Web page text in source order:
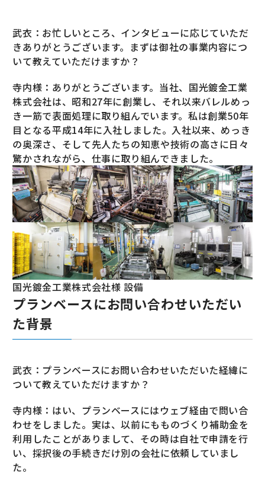
武衣：お忙しいところ、インタビューに応じていただ
きありがとうございます。まずは御社の事業内容につ
いて教えていただけますか？
寺内様：ありがとうございます。当社、国光鍍金工業
株式会社は、昭和27年に創業し、それ以来バレルめっ
き一筋で表面処理に取り組んでいます。私は創業50年
目となる平成14年に入社しました。入社以来、めっき
の奥深さ、そして先人たちの知恵や技術の高さに日々
驚かされながら、仕事に取り組んできました。
国光鍍金工業株式会社様 設備
プランベースにお問い合わせいただい
た背景
武衣：プランベースにお問い合わせいただいた経緯に
ついて教えていただけますか？
寺内様：はい、プランベースにはウェブ経由で問い合
わせをしました。実は、以前にもものづくり補助金を
利用したことがありまして、その時は自社で申請を行
い、採択後の手続きだけ別の会社に依頼していまし
た。